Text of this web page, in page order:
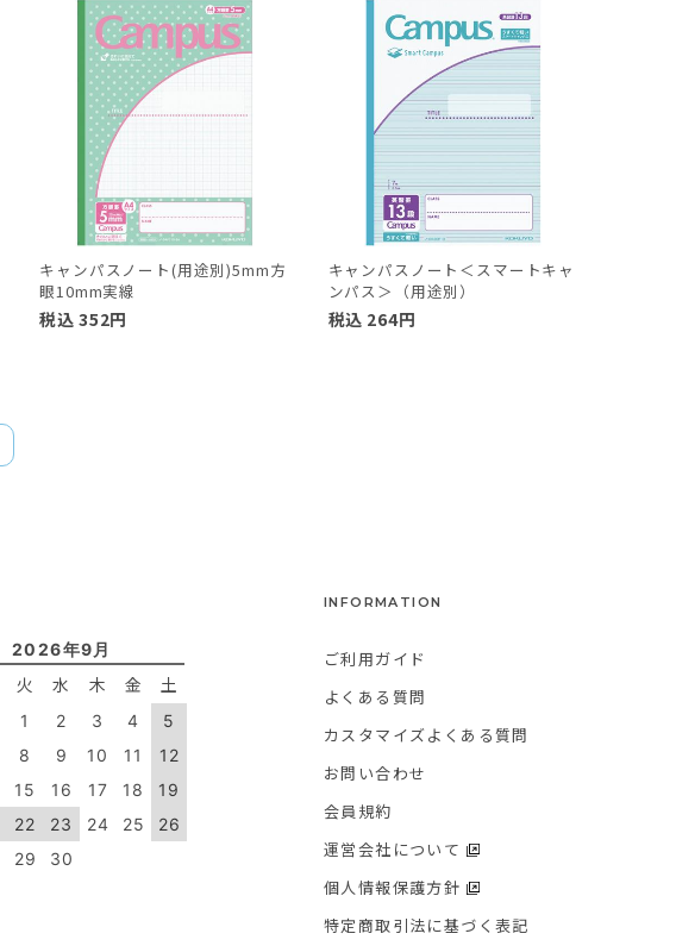
キャンパスノート(用途別)5mm方
眼10mm実線
税込 352円
キャンパスノート＜スマートキャ
ンパス＞（用途別）
税込 264円
2026年9月
火 水 木 金 土
1 2 3 4
5
8 9 10 11
12
15 16 17 18
19
22 23 24 25
26
29 30
INFORMATION
ご利用ガイド
よくある質問
カスタマイズよくある質問
お問い合わせ
会員規約
運営会社について
個人情報保護方針
特定商取引法に基づく表記